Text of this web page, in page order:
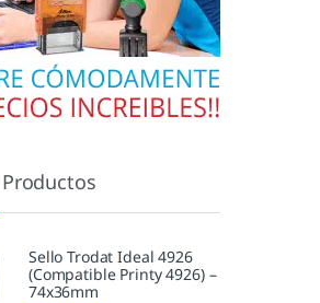
Sello Trodat Ideal 4926
(Compatible Printy 4926) –
74x36mm